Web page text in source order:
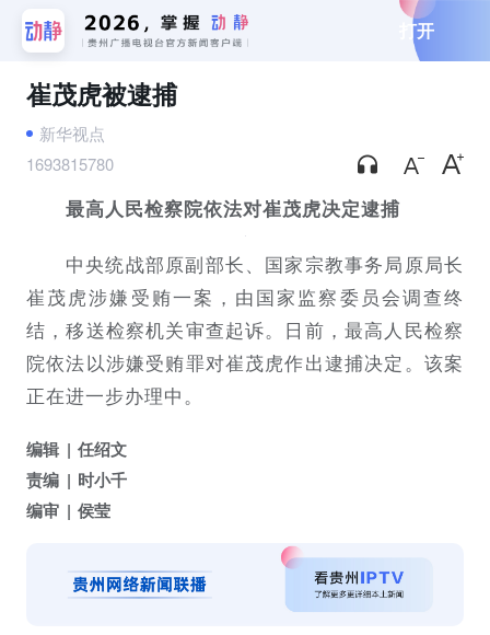
打开
崔茂虎被逮捕
新华视点
1693815780
最高人民检察院依法对崔茂虎决定逮捕
中央统战部原副部长、国家宗教事务局原局长
崔茂虎涉嫌受贿一案，由国家监察委员会调查终
结，移送检察机关审查起诉。日前，最高人民检察
院依法以涉嫌受贿罪对崔茂虎作出逮捕决定。该案
正在进一步办理中。
编辑
任绍文
责编
时小千
编审
侯莹